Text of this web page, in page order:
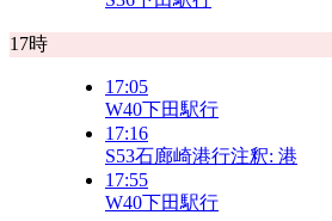
17時
17:05
W40下田駅行
17:16
S53石廊崎港行注釈: 港
17:55
W40下田駅行